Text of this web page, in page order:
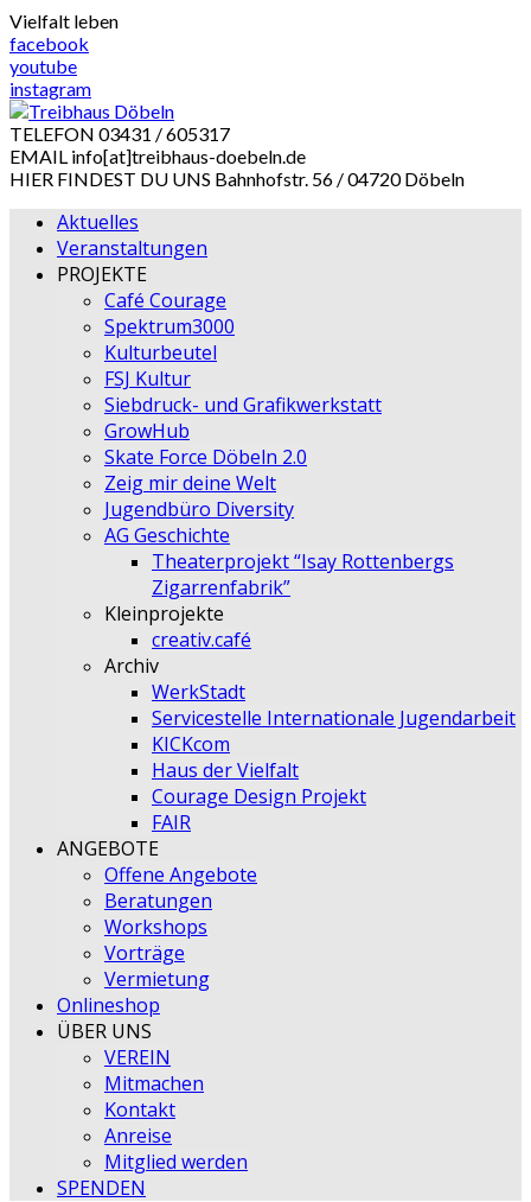
Skip
to
content
Vielfalt leben
facebook
youtube
instagram
TELEFON 03431 / 605317
EMAIL info[at]treibhaus-doebeln.de
HIER FINDEST DU UNS Bahnhofstr. 56 / 04720 Döbeln
Aktuelles
Veranstaltungen
PROJEKTE
Café Courage
Spektrum3000
Kulturbeutel
FSJ Kultur
Siebdruck- und Grafikwerkstatt
GrowHub
Skate Force Döbeln 2.0
Zeig mir deine Welt
Jugendbüro Diversity
AG Geschichte
Theaterprojekt “Isay Rottenbergs
Zigarrenfabrik”
Kleinprojekte
creativ.café
Archiv
WerkStadt
Servicestelle Internationale Jugendarbeit
KICKcom
Haus der Vielfalt
Courage Design Projekt
FAIR
ANGEBOTE
Offene Angebote
Beratungen
Workshops
Vorträge
Vermietung
Onlineshop
ÜBER UNS
VEREIN
Mitmachen
Kontakt
Anreise
Mitglied werden
SPENDEN